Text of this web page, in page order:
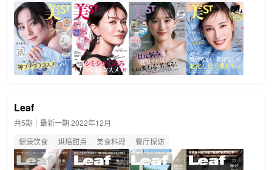
Leaf
共5期｜最新一期·2022年12月
健康饮食
烘焙甜点 美食料理 餐厅探访